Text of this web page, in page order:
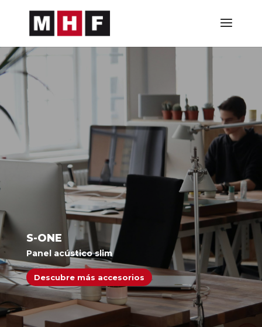
S-ONE
Panel acústico slim
Descubre más accesorios